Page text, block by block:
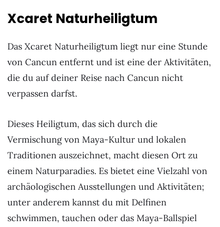
Xcaret Naturheiligtum
Das Xcaret Naturheiligtum liegt nur eine Stunde
von Cancun entfernt und ist eine der Aktivitäten,
die du auf deiner Reise nach Cancun nicht
verpassen darfst.
Dieses Heiligtum, das sich durch die
Vermischung von Maya-Kultur und lokalen
Traditionen auszeichnet, macht diesen Ort zu
einem Naturparadies. Es bietet eine Vielzahl von
archäologischen Ausstellungen und Aktivitäten;
unter anderem kannst du mit Delfinen
schwimmen, tauchen oder das Maya-Ballspiel